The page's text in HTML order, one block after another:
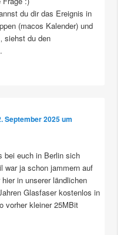
du dir das Ereignis in
(macos Kalender) und
siehst du den
September 2025 um
bei euch in Berlin sich
war ja schon jammern auf
in unserer ländlichen
Glasfaser kostenlos in
vorher kleiner 25MBit